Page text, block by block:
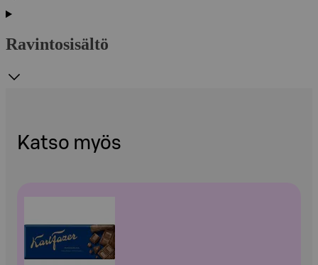
Ravintosisältö
Katso myös